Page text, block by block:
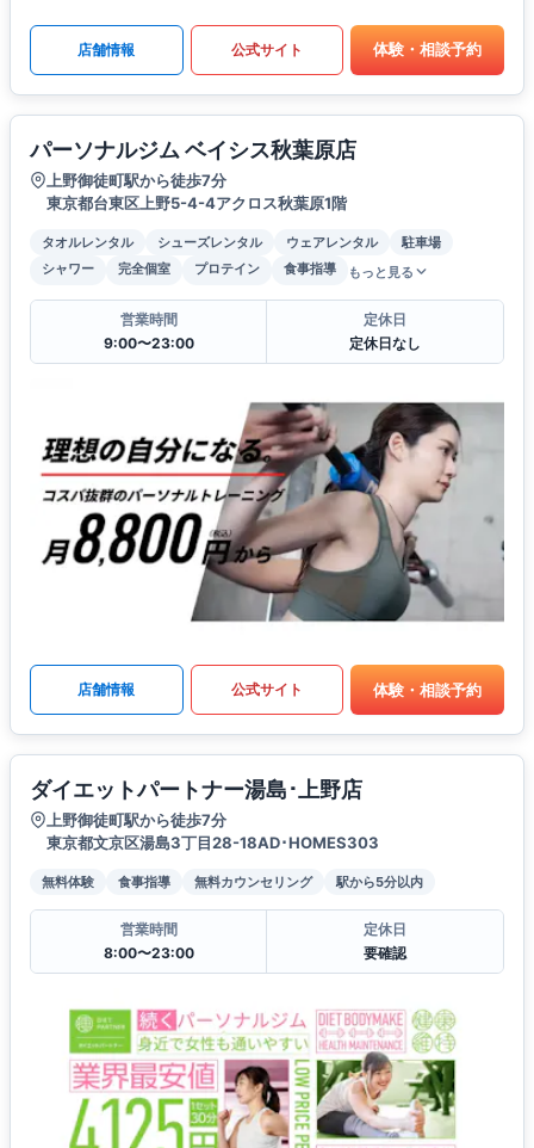
店舗情報 公式サイト 体験・相談予約
パーソナルジム ベイシス秋葉原店
上野御徒町駅から徒歩7分
東京都台東区上野5-4-4アクロス秋葉原1階
タオルレンタル シューズレンタル ウェアレンタル
駐車場
シャワー
完全個室 プロテイン 食事指導 もっと見る
営業時間
9:00〜23:00
定休日
定休日なし
店舗情報 公式サイト 体験・相談予約
ダイエットパートナー湯島･上野店
上野御徒町駅から徒歩7分
東京都文京区湯島3丁目28-18AD･HOMES303
無料体験 食事指導 無料カウンセリング 駅から5分以内
営業時間
8:00〜23:00
定休日
要確認